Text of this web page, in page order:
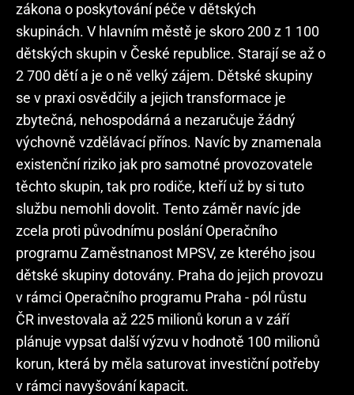
zákona o poskytování péče v dětských
skupinách. V hlavním městě je skoro 200 z 1 100
dětských skupin v České republice. Starají se až o
2 700 dětí a je o ně velký zájem. Dětské skupiny
se v praxi osvědčily a jejich transformace je
zbytečná, nehospodárná a nezaručuje žádný
výchovně vzdělávací přínos. Navíc by znamenala
existenční riziko jak pro samotné provozovatele
těchto skupin, tak pro rodiče, kteří už by si tuto
službu nemohli dovolit. Tento záměr navíc jde
zcela proti původnímu poslání Operačního
programu Zaměstnanost MPSV, ze kterého jsou
dětské skupiny dotovány. Praha do jejich provozu
v rámci Operačního programu Praha - pól růstu
ČR investovala až 225 milionů korun a v září
plánuje vypsat další výzvu v hodnotě 100 milionů
korun, která by měla saturovat investiční potřeby
v rámci navyšování kapacit.